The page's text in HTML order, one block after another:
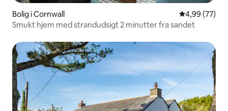
Bolig i Cornwall 4,99 ud af 5 i
4,99 (77)
Smukt hjem med strandudsigt 2 minutter fra sandet